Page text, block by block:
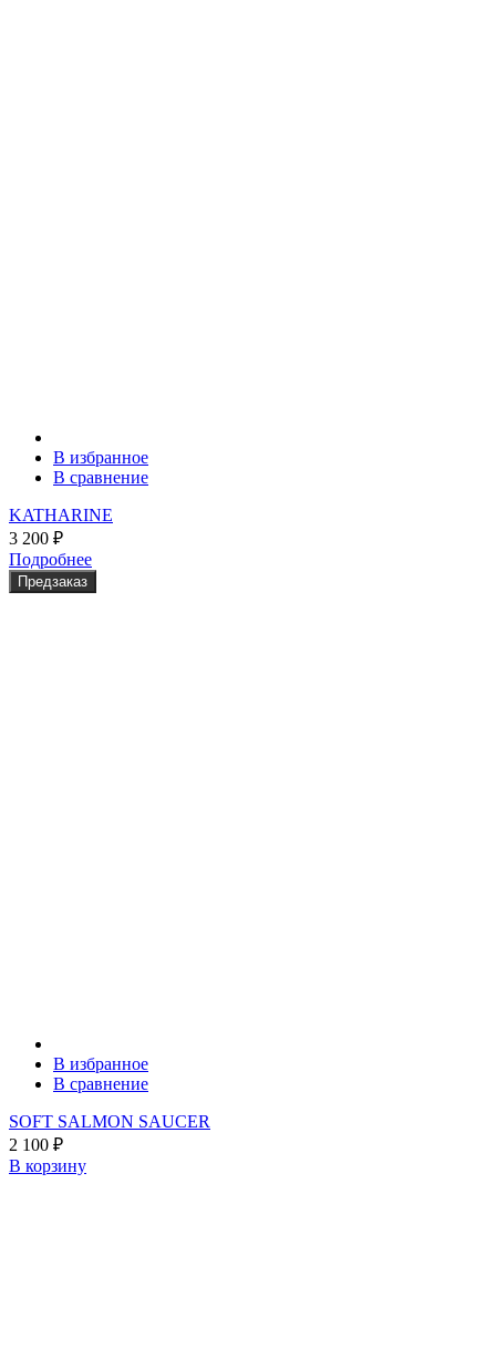
В избранное
В сравнение
KATHARINE
3 200 ₽
Подробнее
Предзаказ
В избранное
В сравнение
SOFT SALMON SAUCER
2 100 ₽
В корзину